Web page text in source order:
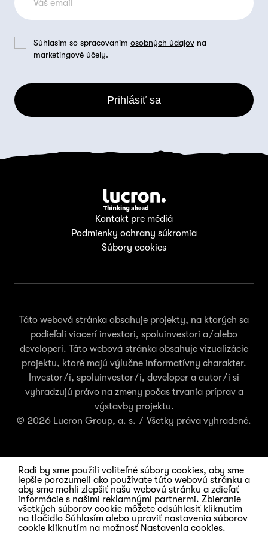
Súhlasím so spracovaním osobných údajov na
marketingové účely.
Prihlásiť sa
Kontakt pre médiá
Podmienky ochrany súkromia
Súbory cookies
Táto webová stránka obsahuje projekty, na ktorých sa
podieľali viacerí investori, spoluinvestori a/alebo
developeri. Táto webová stránka obsahuje vizualizácie
projektu, ktoré majú výlučne informatívny charakter.
Investor/i, spoluinvestor/i, developer a autor/i si
vyhradzujú právo na zmeny počas trvania príprav a
výstavby projektu.
© 2026 Lucron Group, a. s. / Všetky práva vyhradené.
Radi by sme použili voliteľné súbory cookies, aby sme
lepšie porozumeli ako používate túto webovú stránku a
aby sme mohli zlepšiť našu webovú stránku a zdieľať
informácie s našimi reklamnými partnermi. Zbieranie
všetkých súborov cookie môžete odsúhlasiť kliknutím
na tlačidlo Súhlasím alebo upraviť nastavenia súborov
cookie kliknutím na možnosť Nastavenia cookies.